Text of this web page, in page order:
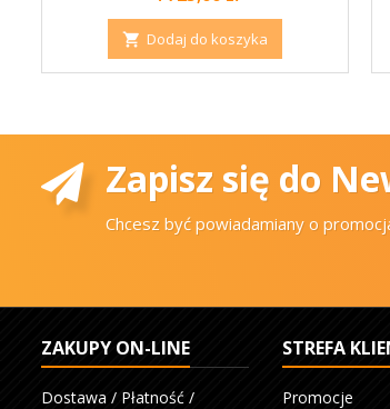
 Dodaj do koszyka
Zapisz się do
Chcesz być powiadamiany o
ZAKUPY ON-LINE
Dostawa / Płatność /
STREFA
Promocje